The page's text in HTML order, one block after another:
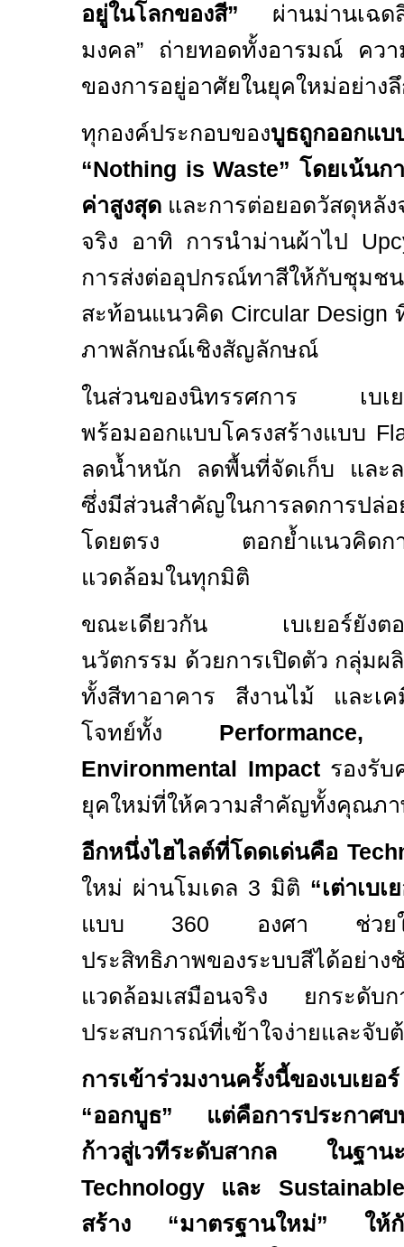
อยู่ในโลกของสี” ผ่านม่านเฉด
มงคล” ถ่ายทอดทั้งอารมณ์ คว
ของการอยู่อาศัยในยุคใหม่อย่าง
ทุกองค์ประกอบของบูธถูกออกแบ
“Nothing is Waste” โดยเน้นก
ค่าสูงสุด และการต่อยอดวัสดุหลั
จริง อาทิ การนำม่านผ้าไป
การส่งต่ออุปกรณ์ทาสีให้กับชุมช
สะท้อนแนวคิด Circular Design
ภาพลักษณ์เชิงสัญลักษณ์
ในส่วนของนิทรรศการ เบเยอ
พร้อมออกแบบโครงสร้างแบบ
ลดน้ำหนัก ลดพื้นที่จัดเก็บ และ
ซึ่งมีส่วนสำคัญในการลดการปล่อ
โดยตรง ตอกย้ำแนวคิดการ
แวดล้อมในทุกมิติ
ขณะเดียวกัน เบเยอร์ยังตอก
นวัตกรรม ด้วยการเปิดตัว กลุ่ม
ทั้งสีทาอาคาร สีงานไม้ และเ
โจทย์ทั้ง
Environmental Impact รองรับ
ยุคใหม่ที่ให้ความสำคัญทั้งคุณภา
อีกหนึ่งไฮไลต์ที่โดดเด่นคือ
ใหม่ ผ่านโมเดล 3 มิติ “เต่าเบ
แบบ 360 องศา ช่วยใ
ประสิทธิภาพของระบบสีได้อย่าง
แวดล้อมเสมือนจริง ยกระดับก
ประสบการณ์ที่เข้าใจง่ายและจับ
การเข้าร่วมงานครั้งนี้ของเบเ
“ออกบูธ” แต่คือการประกาศบ
ก้าวสู่เวทีระดับสากล ในฐาน
Technology และ
สร้าง “มาตรฐานใหม่” ให้กั